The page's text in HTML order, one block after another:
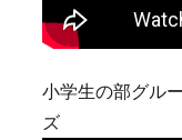
小学生の部グル
ズ